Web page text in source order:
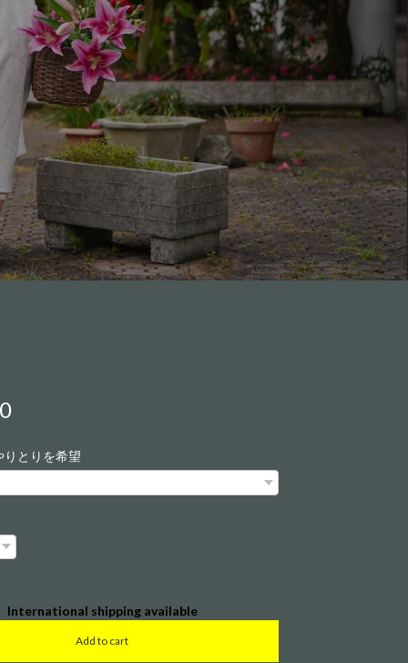
とりを希望
International shipping available
Add to cart